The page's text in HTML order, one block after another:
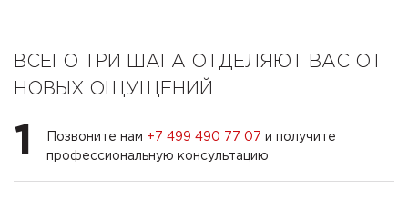
ВСЕГО ТРИ ШАГА ОТДЕЛЯЮТ ВАС ОТ
НОВЫХ ОЩУЩЕНИЙ
1 Позвоните нам +7 499 490 77 07 и получите
профессиональную консультацию